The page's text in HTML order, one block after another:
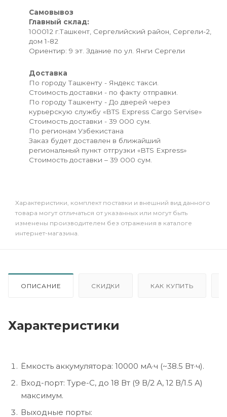
Самовывоз
Главный склад:
100012 г.Ташкент, Сергелийский район, Сергели-2,
дом 1-82
Ориентир: 9 эт. Здание по ул. Янги Сергели
Доставка
По городу Ташкенту - Яндекс такси.
Стоимость доставки - по факту отправки.
По городу Ташкенту - До дверей через
курьерскую службу «BTS Express Cargo Servise»
Стоимость доставки - 39 000 сум.
По регионам Узбекистана
Заказ будет доставлен в ближайший
региональный пункт отгрузки «BTS Express»
Стоимость доставки – 39 000 сум.
Xарактеристики, комплект поставки и внешний вид данного
товара могут отличаться от указанных или могут быть
изменены производителем без отражения в каталоге
интернет-магазина.
ОПИСАНИЕ СКИДКИ КАК КУПИТЬ
Характеристики
Ёмкость аккумулятора: 10000 мА·ч (~38.5 Вт·ч).
Вход-порт: Type-C, до 18 Вт (9 В/2 А, 12 В/1.5 А)
максимум.
Выходные порты: